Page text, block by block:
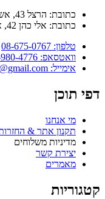
כתובת: הרצל 43, אשקלון
כתובת: אלי כהן 42, אשקלון
טלפון: 08-675-0767
וואטסאפ: 055-980-4776
אימייל: dubitoys.conect@gmail.com
תוכן
מי אנחנו
תקנון אתר & החזרות
מדיניות משלוחים
יצירת קשר
מאמרים